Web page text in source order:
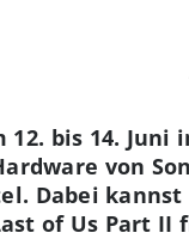
bis 14. Juni
von
Dabei kannst
of Us Part II